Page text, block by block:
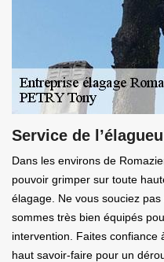
Service de
Dans les environs de
pouvoir grimper sur toute
élagage. Ne vous souciez
sommes très bien équipés
intervention. Faites confiance
haut savoir-faire pour un